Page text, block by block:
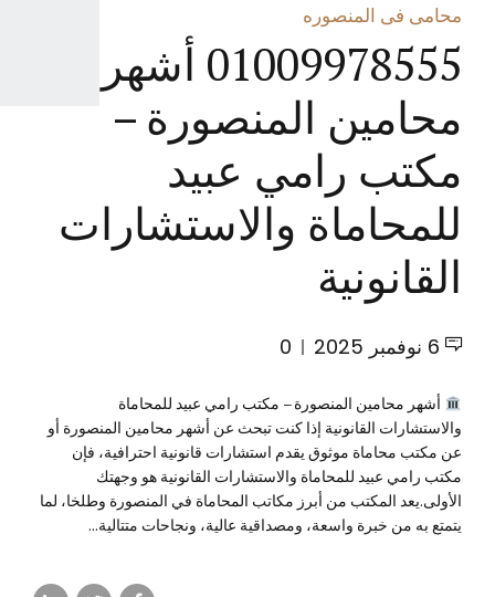
محامى فى المنصوره
01009978555 أشهر
محامين المنصورة –
مكتب رامي عبيد
للمحاماة والاستشارات
القانونية
6 نوفمبر 2025 0
أشهر محامين المنصورة – مكتب رامي عبيد للمحاماة
والاستشارات القانونية إذا كنت تبحث عن أشهر محامين المنصورة أو
عن مكتب محاماة موثوق يقدم استشارات قانونية احترافية، فإن
مكتب رامي عبيد للمحاماة والاستشارات القانونية هو وجهتك
الأولى.يعد المكتب من أبرز مكاتب المحاماة في المنصورة وطلخا، لما
يتمتع به من خبرة واسعة، ومصداقية عالية، ونجاحات متتالية...